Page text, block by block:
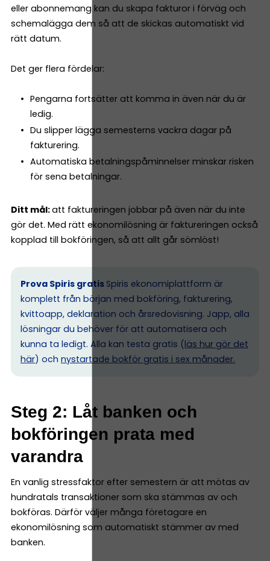
eller abonnemang kan du skapa fakturor i förväg och
schemalägga dem så att de skickas automatiskt vid
rätt datum.
Det ger flera fördelar:
Pengarna fortsätter att komma in även när du är
ledig.
Du slipper lägga semesterns vackra dagar på
fakturering.
Automatiska betalningspåminnelser minskar risken
för sena betalningar.
Ditt mål:att faktureringen jobbar på även när du inte
gör det. Med rätt ekonomilösning är faktureringen också
kopplad till bokföringen, så att allt går sömlöst!
Prova Spiris gratis Spiris ekonomiplattform är
komplett från början med bokföring, fakturering,
kvittoapp, deklaration och årsredovisning. Japp, alla
lösningar du behöver för att automatisera och
kunna ta ledigt. Alla kan testa gratis (läs hur gör det
här) och nystartade bokför gratis i sex månader.
Steg 2: Låt banken och
bokföringen prata med
varandra
En vanlig stressfaktor efter semestern är att mötas av
hundratals transaktioner som ska stämmas av och
bokföras. Därför väljer många företagare en
ekonomilösning som automatiskt stämmer av med
banken.